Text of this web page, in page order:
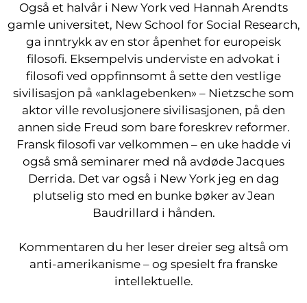
Også et halvår i New York ved Hannah Arendts
gamle universitet, New School for Social Research,
ga inntrykk av en stor åpenhet for europeisk
filosofi. Eksempelvis underviste en advokat i
filosofi ved oppfinnsomt å sette den vestlige
sivilisasjon på «anklagebenken» – Nietzsche som
aktor ville revolusjonere sivilisasjonen, på den
annen side Freud som bare foreskrev reformer.
Fransk filosofi var velkommen – en uke hadde vi
også små seminarer med nå avdøde Jacques
Derrida. Det var også i New York jeg en dag
plutselig sto med en bunke bøker av Jean
Baudrillard i hånden.
Kommentaren du her leser dreier seg altså om
anti-amerikanisme – og spesielt fra franske
intellektuelle.